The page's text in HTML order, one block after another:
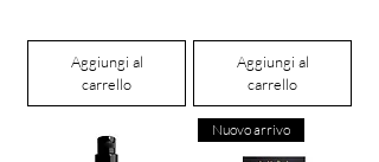
Aggiungi al
carrello
Aggiungi al
carrello
Nuovo arrivo